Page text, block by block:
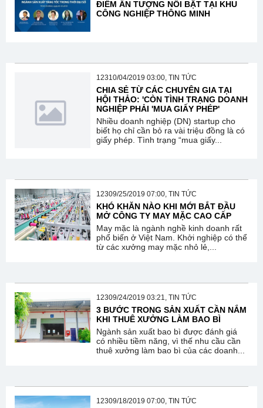
ĐIỂM ẤN TƯỢNG NỔI BẬT TẠI KHU
CÔNG NGHIỆP THÔNG MINH
12310/04/2019 03:00, TIN TỨC
CHIA SẺ TỪ CÁC CHUYÊN GIA TẠI
HỘI THẢO: 'CÒN TÌNH TRẠNG DOANH
NGHIỆP PHẢI 'MUA GIẤY PHÉP'
Nhiều doanh nghiệp (DN) startup cho
biết họ chỉ cần bỏ ra vài triệu đồng là có
giấy phép. Tình trạng “mua giấy...
12309/25/2019 07:00, TIN TỨC
KHÓ KHĂN NÀO KHI MỚI BẮT ĐẦU
MỞ CÔNG TY MAY MẶC CAO CẤP
May mặc là ngành nghề kinh doanh rất
phổ biến ở Việt Nam. Khởi nghiệp có thể
từ các xưởng may mặc nhỏ lẻ,...
12309/24/2019 03:21, TIN TỨC
3 BƯỚC TRONG SẢN XUẤT CẦN NẮM
KHI THUÊ XƯỞNG LÀM BAO BÌ
Ngành sản xuất bao bì được đánh giá
có nhiều tiềm năng, vì thế nhu cầu cần
thuê xưởng làm bao bì của các doanh...
12309/18/2019 07:00, TIN TỨC